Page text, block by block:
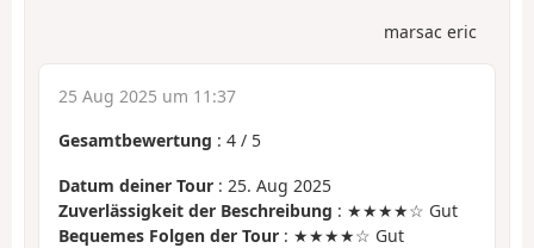
marsac eric
25 Aug 2025 um 11:37
Gesamtbewertung : 4 / 5
Datum deiner Tour : 25. Aug 2025
Zuverlässigkeit der Beschreibung : ★★★★☆ Gut
Bequemes Folgen der Tour : ★★★★☆ Gut